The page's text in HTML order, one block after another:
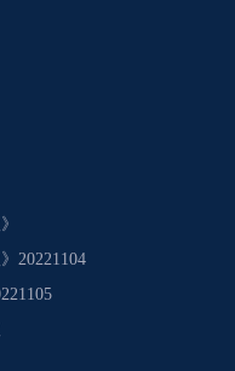
20221104